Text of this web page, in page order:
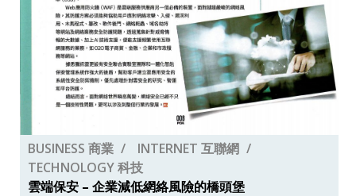
BUSINESS 商業
INTERNET 互聯網
TECHNOLOGY 科技
雲端保安 – 企業減低網絡風險的橋頭堡